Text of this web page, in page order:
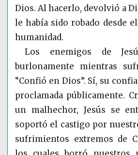
Dios. Al hacerlo, devolvió a
le había sido robado desde
humanidad.
Los enemigos de
burlonamente mientras
“Confió en Dios”. Sí, su
proclamada públicamente.
un malhechor, Jesús se
soportó el castigo por
sufrimientos extremos de